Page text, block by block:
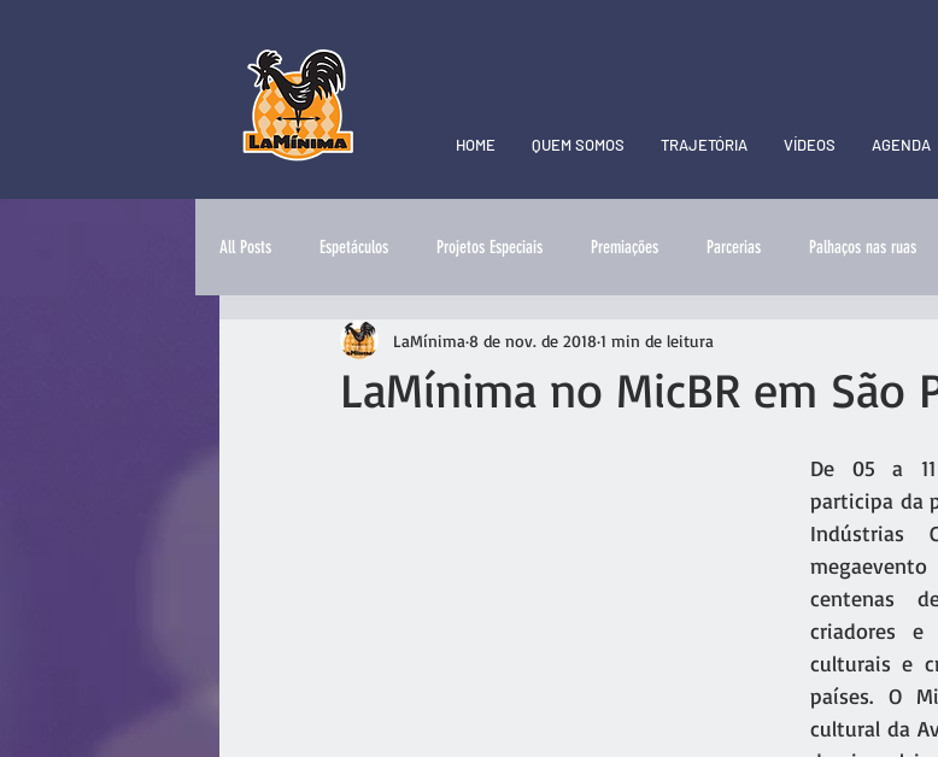
HOME QUEM SOMOS TRAJETÓRIA VÍDEOS AGENDA
All Posts Espetáculos Projetos Especiais Premiações Parcerias Palhaços nas ruas
LaMínima no MicBR em São
LaMínima 8 de nov. de 20181 min de leitura
De 05 a
participa da
Indústrias
centenas
criadores e
culturais e
países. O
cultural da